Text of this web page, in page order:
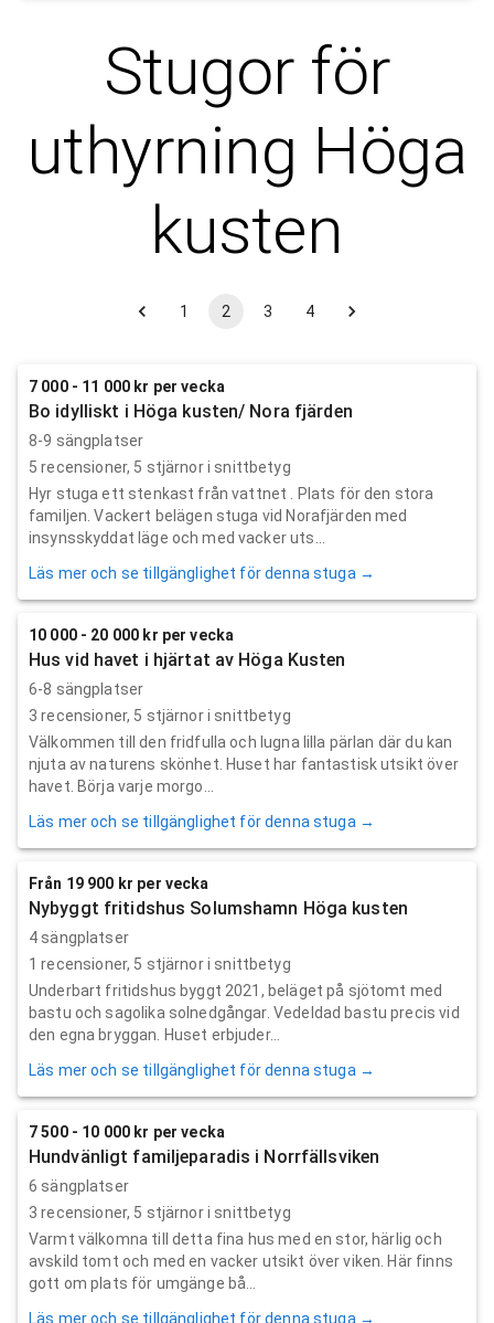
Stugor för
uthyrning Höga
kusten
1 2 3 4
7 000 - 11 000 kr per vecka
Bo idylliskt i Höga kusten/ Nora fjärden
8-9 sängplatser
5 recensioner, 5 stjärnor i snittbetyg
Hyr stuga ett stenkast från vattnet . Plats för den stora
familjen. Vackert belägen stuga vid Norafjärden med
insynsskyddat läge och med vacker uts...
Läs mer och se tillgänglighet för denna stuga →
10 000 - 20 000 kr per vecka
Hus vid havet i hjärtat av Höga Kusten
6-8 sängplatser
3 recensioner, 5 stjärnor i snittbetyg
Välkommen till den fridfulla och lugna lilla pärlan där du kan
njuta av naturens skönhet. Huset har fantastisk utsikt över
havet. Börja varje morgo...
Läs mer och se tillgänglighet för denna stuga →
Från 19 900 kr per vecka
Nybyggt fritidshus Solumshamn Höga kusten
4 sängplatser
1 recensioner, 5 stjärnor i snittbetyg
Underbart fritidshus byggt 2021, beläget på sjötomt med
bastu och sagolika solnedgångar. Vedeldad bastu precis vid
den egna bryggan. Huset erbjuder...
Läs mer och se tillgänglighet för denna stuga →
7 500 - 10 000 kr per vecka
Hundvänligt familjeparadis i Norrfällsviken
6 sängplatser
3 recensioner, 5 stjärnor i snittbetyg
Varmt välkomna till detta fina hus med en stor, härlig och
avskild tomt och med en vacker utsikt över viken. Här finns
gott om plats för umgänge bå...
Läs mer och se tillgänglighet för denna stuga →